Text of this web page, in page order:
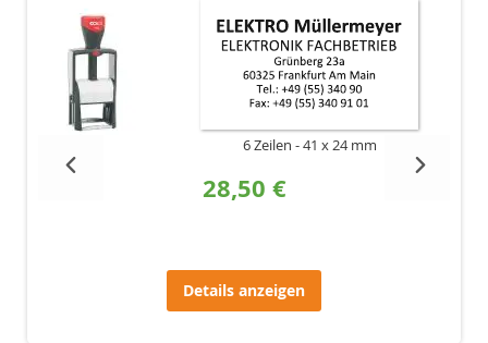
6 Zeilen 41 x 24 mm
28,50 €
Details anzeigen